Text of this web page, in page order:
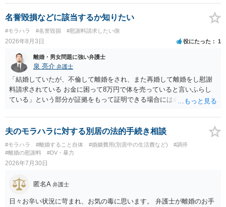
名誉毀損などに該当するか知りたい
#モラハラ #名誉毀損 #慰謝料請求したい側
2026年8月3日 役にたった 1
離婚・男女問題に強い弁護士
泉 亮介 弁護士
「結婚していたが、不倫して離婚をされ、また再婚して離婚をし慰謝
料請求されている お金に困って8万円で体を売っていると言いふらし
ている」という部分が証拠をもって証明できる場合には名誉権侵害や
ょう。 既に弁護士にご依頼されているとのことですので，依頼中の弁
護士と打ち合わせの末どのように対応するかを決められると良いでし
夫のモラハラに対する別居の法的手続き相談
#モラハラ #離婚すること自体 #婚姻費用(別居中の生活費など)
#調停
#離婚の慰謝料
#DV・暴力
2026年7月30日
匿名A 弁護士
日々お辛い状況に苛まれ、お気の毒に思います。 弁護士が離婚のお手